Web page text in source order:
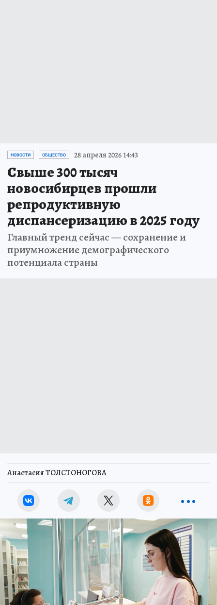
НОВОСТИ ОБЩЕСТВО 28 апреля 2026 14:43
Свыше 300 тысяч
новосибирцев прошли
репродуктивную
диспансеризацию в 2025 году
Главный тренд сейчас — сохранение и
приумножение демографического
потенциала страны
Анастасия ТОЛСТОНОГОВА